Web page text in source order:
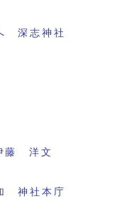
深志神社
藤 洋文
神社本庁